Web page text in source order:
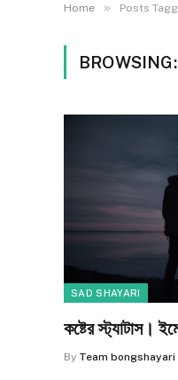
Home » Posts
BROWSING:
SAD SHAYARI
কষ্টের স্ট্যাটাস।
By Team bongshayari